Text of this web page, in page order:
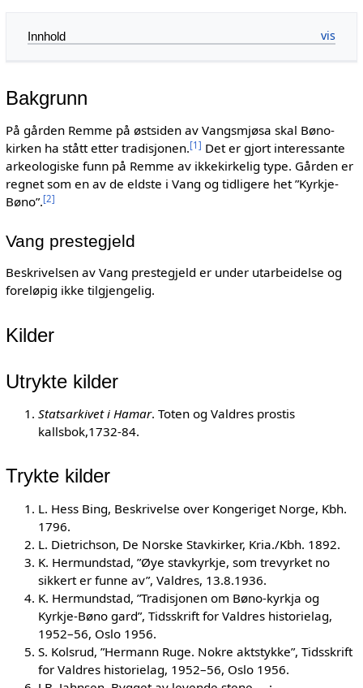
Innhold
Bakgrunn
På gården Remme på østsiden av Vangsmjøsa skal Bøno-
kirken ha stått etter tradisjonen.[1 ] Det er gjort interessante
arkeologiske funn på Remme av ikkekirkelig type. Gården er
regnet som en av de eldste i Vang og tidligere het ”Kyrkje-
Bøno”.[2]
Vang prestegjeld
Beskrivelsen av Vang prestegjeld er under utarbeidelse og
foreløpig ikke tilgjengelig.
Kilder
Utrykte kilder
Statsarkivet i Hamar. Toten og Valdres prostis
kallsbok,1732-84.
Trykte kilder
L. Hess Bing, Beskrivelse over Kongeriget Norge, Kbh.
1796.
L. Dietrichson, De Norske Stavkirker, Kria./Kbh. 1892.
K. Hermundstad, ”Øye stavkyrkje, som trevyrket no
sikkert er funne av”, Valdres, 13.8.1936.
K. Hermundstad, ”Tradisjonen om Bøno-kyrkja og
Kyrkje-Bøno gard”, Tidsskrift for Valdres historielag,
1952–56, Oslo 1956.
S. Kolsrud, ”Hermann Ruge. Nokre aktstykke”, Tidsskrift
for Valdres historielag, 1952–56, Oslo 1956.